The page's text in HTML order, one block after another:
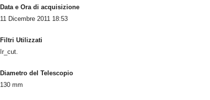
Data e Ora di acquisizione
11 Dicembre 2011 18:53
Filtri Utilizzati
Ir_cut.
Diametro del Telescopio
130 mm